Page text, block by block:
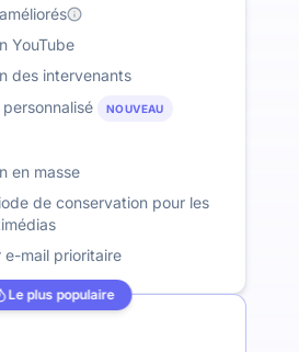
YouTube
des intervenants
NOUVEAU
en masse
de conservation pour les
e-mail prioritaire
Le plus populaire